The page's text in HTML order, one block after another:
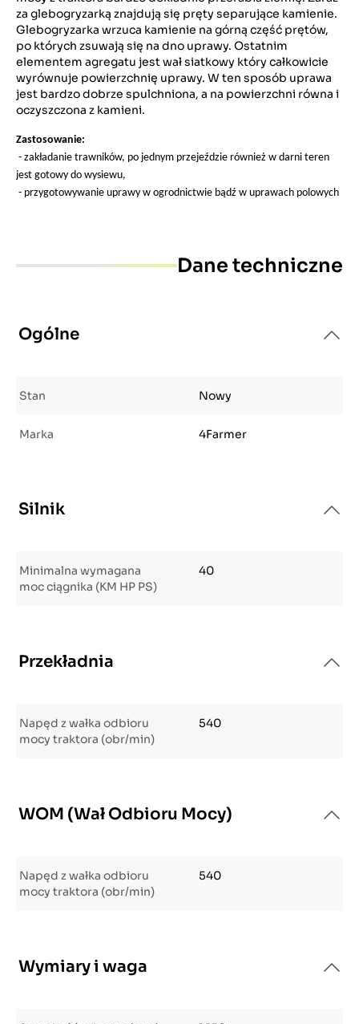
za glebogryzarką znajdują się pręty separujące kamienie.
Glebogryzarka wrzuca kamienie na górną część prętów,
po których zsuwają się na dno uprawy. Ostatnim
elementem agregatu jest wał siatkowy który całkowicie
wyrównuje powierzchnię uprawy. W ten sposób uprawa
jest bardzo dobrze spulchniona, a na powierzchni równa i
oczyszczona z kamieni.
Zastosowanie:
- zakładanie trawników, po jednym przejeździe również w darni teren
jest gotowy do wysiewu,
- przygotowywanie uprawy w ogrodnictwie bądź w uprawach polowych
Dane techniczne
Ogólne
Stan Nowy
Marka 4Farmer
Silnik
Minimalna wymagana
moc ciągnika (KM HP PS)
40
Przekładnia
Napęd z wałka odbioru
mocy traktora (obr/min)
540
WOM (Wał Odbioru Mocy)
Napęd z wałka odbioru
mocy traktora (obr/min)
540
Wymiary i waga